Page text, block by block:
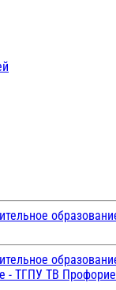
- ТГПУ ТВ